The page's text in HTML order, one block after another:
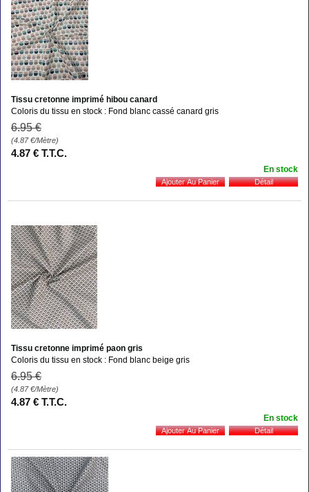
Tissu cretonne imprimé hibou canard
Coloris du tissu en stock : Fond blanc cassé canard gris
6.95 €
(4.87€/Mètre)
4.87 € T.T.C.
En stock
Tissu cretonne imprimé paon gris
Coloris du tissu en stock : Fond blanc beige gris
6.95 €
(4.87€/Mètre)
4.87 € T.T.C.
En stock